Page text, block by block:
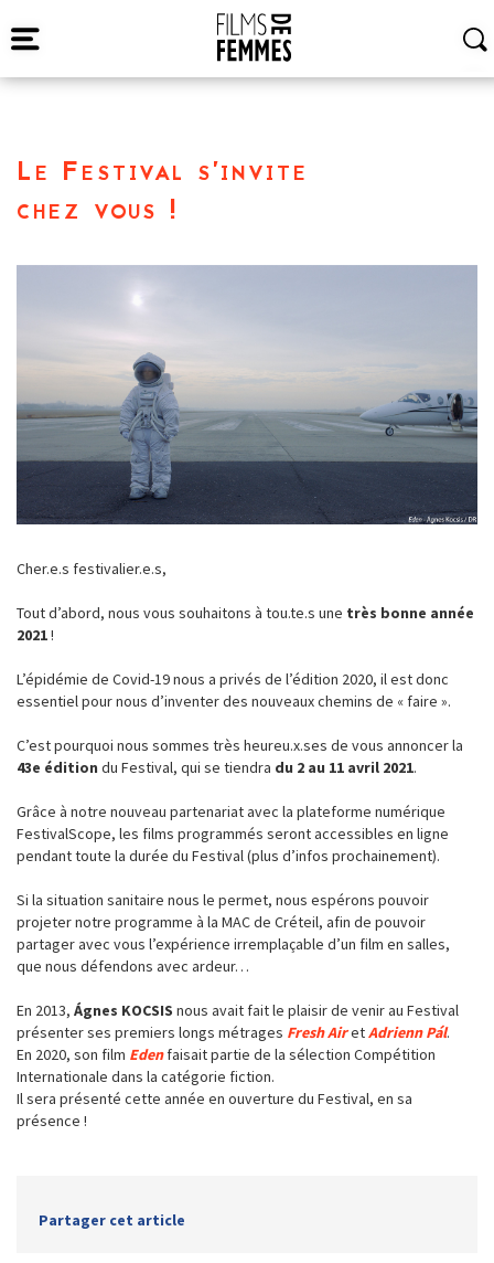
Le Festival s’invite
chez vous !
Cher.e.s festivalier.e.s,
Tout d’abord, nous vous souhaitons à tou.te.s une très bonne année
2021!
L’épidémie de Covid-19 nous a privés de l’édition 2020, il est donc
essentiel pour nous d’inventer des nouveaux chemins de « faire ».
C’est pourquoi nous sommes très heureu.x.ses de vous annoncer la
43e édition du Festival, qui se tiendra du 2 au 11 avril 2021.
Grâce à notre nouveau partenariat avec la plateforme numérique
FestivalScope, les films programmés seront accessibles en ligne
pendant toute la durée du Festival (plus d’infos prochainement).
Si la situation sanitaire nous le permet, nous espérons pouvoir
projeter notre programme à la MAC de Créteil, afin de pouvoir
partager avec vous l’expérience irremplaçable d’un film en salles,
que nous défendons avec ardeur…
En 2013, Ágnes KOCSIS nous avait fait le plaisir de venir au Festival
présenter ses premiers longs métrages Fresh AiretAdrienn Pál.
En 2020, son film Edenfaisait partie de la sélection Compétition
Internationale dans la catégorie fiction.
Il sera présenté cette année en ouverture du Festival, en sa
présence !
Partager cet article